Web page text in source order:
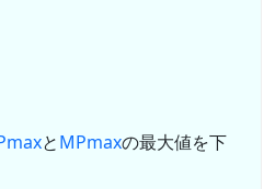
とMPmaxの最大値を下